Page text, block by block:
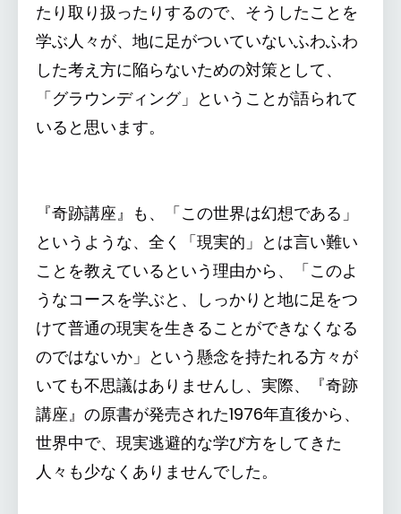
たり取り扱ったりするので、そうしたことを
学ぶ人々が、地に足がついていないふわふわ
した考え方に陥らないための対策として、
「グラウンディング」ということが語られて
いると思います。
『奇跡講座』も、「この世界は幻想である」
というような、全く「現実的」とは言い難い
ことを教えているという理由から、「このよ
うなコースを学ぶと、しっかりと地に足をつ
けて普通の現実を生きることができなくなる
のではないか」という懸念を持たれる方々が
いても不思議はありませんし、実際、『奇跡
講座』の原書が発売された1976年直後から、
世界中で、現実逃避的な学び方をしてきた
人々も少なくありませんでした。